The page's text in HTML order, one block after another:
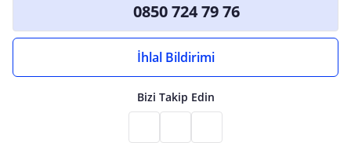
0850 724 79 76
İhlal Bildirimi
Bizi Takip Edin